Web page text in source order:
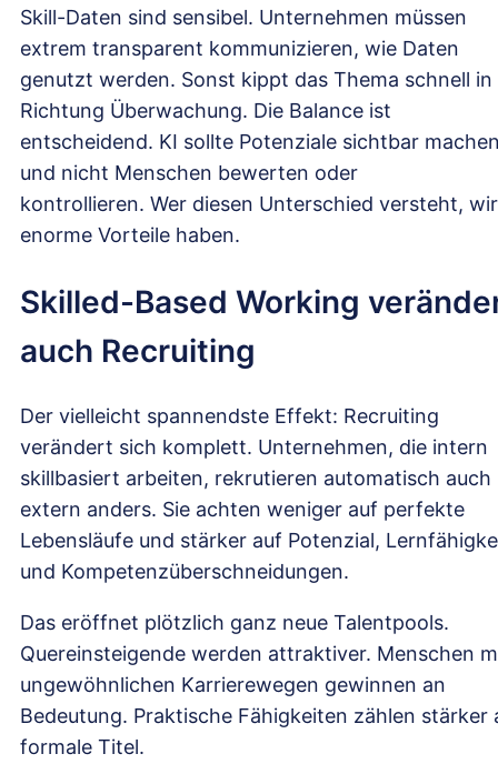
Skill-Daten sind sensibel. Unternehmen müssen
extrem transparent kommunizieren, wie Daten
genutzt werden. Sonst kippt das Thema schnell in
Richtung Überwachung. Die Balance ist
entscheidend. KI sollte Potenziale sichtbar
und nicht Menschen bewerten oder
kontrollieren. Wer diesen Unterschied versteht,
enorme Vorteile haben.
Skilled-Based Working
auch Recruiting
Der vielleicht spannendste Effekt: Recruiting
verändert sich komplett. Unternehmen, die intern
skillbasiert arbeiten, rekrutieren automatisch auch
extern anders. Sie achten weniger auf perfekte
Lebensläufe und stärker auf Potenzial,
und Kompetenzüberschneidungen.
Das eröffnet plötzlich ganz neue Talentpools.
Quereinsteigende werden attraktiver. Menschen
ungewöhnlichen Karrierewegen gewinnen an
Bedeutung. Praktische Fähigkeiten zählen stärker
formale Titel.